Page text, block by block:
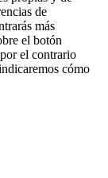
de
más
el botón
el contrario
cómo